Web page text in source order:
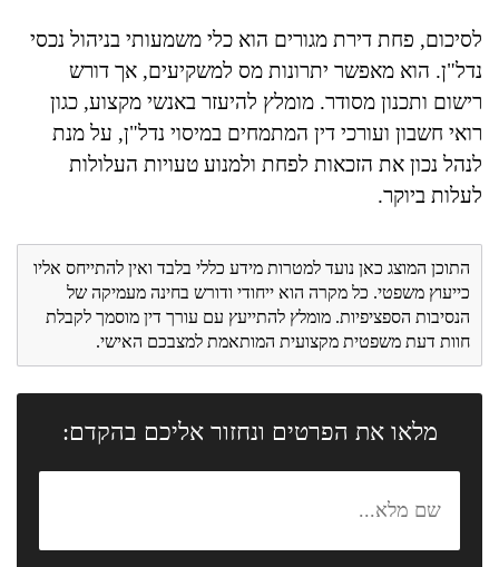
לסיכום, פחת דירת מגורים הוא כלי משמעותי בניהול נכסי
נדל"ן. הוא מאפשר יתרונות מס למשקיעים, אך דורש
רישום ותכנון מסודר. מומלץ להיעזר באנשי מקצוע, כגון
רואי חשבון ועורכי דין המתמחים במיסוי נדל"ן, על מנת
לנהל נכון את הזכאות לפחת ולמנוע טעויות העלולות
לעלות ביוקר.
התוכן המוצג כאן נועד למטרות מידע כללי בלבד ואין להתייחס אליו
כייעוץ משפטי. כל מקרה הוא ייחודי ודורש בחינה מעמיקה של
הנסיבות הספציפיות. מומלץ להתייעץ עם עורך דין מוסמך לקבלת
חוות דעת משפטית מקצועית המותאמת למצבכם האישי.
מלאו את הפרטים ונחזור אליכם בהקדם: